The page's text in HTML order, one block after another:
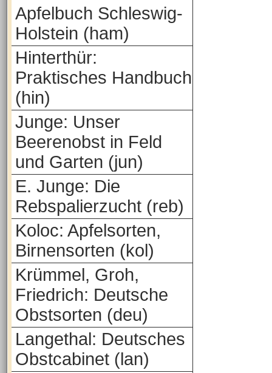
Apfelbuch Schleswig-
Holstein (ham)
Hinterthür:
Praktisches Handbuch
(hin)
Junge: Unser
Beerenobst in Feld
und Garten (jun)
E. Junge: Die
Rebspalierzucht (reb)
Koloc: Apfelsorten,
Birnensorten (kol)
Krümmel, Groh,
Friedrich: Deutsche
Obstsorten (deu)
Langethal: Deutsches
Obstcabinet (lan)